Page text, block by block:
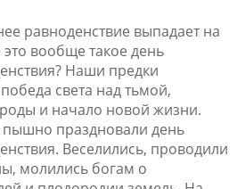
равноденствие выпадает на
вообще такое день
Наши предки
света над тьмой,
и начало новой жизни.
пышно праздновали день
Веселились, проводили
молились богам о